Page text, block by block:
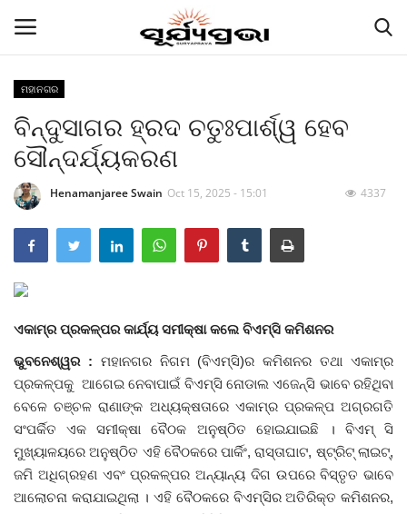
Contact
Gallery
E-paper
Famous Durga Puja From Odisha
ରାଜନୀତି
କି କଥା ବୋଇଲେ
ଦେଶ ବିଦେଶ
ପ୍ରଶାସନ ଖବର
ମହାନଗର
ବିନ୍ଦୁସାଗର ହ୍ରଦ ଚତୁଃପାର୍ଶ୍ୱ ହେବ
ସୌନ୍ଦର୍ଯ୍ୟକରଣ
Henamanjaree Swain Oct 15, 2025 - 15:01 4337
ଏକାମ୍ର ପ୍ରକଳ୍ପର କାର୍ଯ୍ୟ ସମୀକ୍ଷା କଲେ ବିଏମ୍‌ସି କମିଶନର
ଭୁବନେଶ୍ୱର : ମହାନଗର ନିଗମ (ବିଏମ୍‌ସି)ର କମିଶନର ତଥା ଏକାମ୍ର
ପ୍ରକଳ୍ପକୁ ଆଗେଇ ନେବାପାଇଁ ବିଏମ୍‌ସି ନୋଡାଲ ଏଜେନ୍ସି ଭାବେ ରହିଥିବା
ବେଳେ ଚଞ୍ଚଳ ରାଣାଙ୍କ ଅଧ୍ୟକ୍ଷତାରେ ଏକାମ୍ର ପ୍ରକଳ୍ପ ଅଗ୍ରଗତି
ସଂପର୍କିତ ଏକ ସମୀକ୍ଷା ବୈଠକ ଅନୁଷ୍ଠିତ ହୋଇଯାଇଛି । ବିଏମ୍‌ ସି
ମୁଖ୍ୟାଳୟରେ ଅନୁଷ୍ଠିତ ଏହି ବୈଠକରେ ପାର୍କିଂ, ରାସ୍ତାଘାଟ, ଷ୍ଟ୍ରିଟ୍‌ ଲାଇଟ୍‌,
ଜମି ଅଧିଗ୍ରହଣ ଏବଂ ପ୍ରକଳ୍ପର ଅନ୍ୟାନ୍ୟ ଦିଗ ଉପରେ ବିସ୍ତୃତ ଭାବେ
ଆଲୋଚନା କରାଯାଇଥିଲା । ଏହି ବୈଠକରେ ବିଏମ୍‌ସିର ଅତିରିକ୍ତ କମିଶନର,